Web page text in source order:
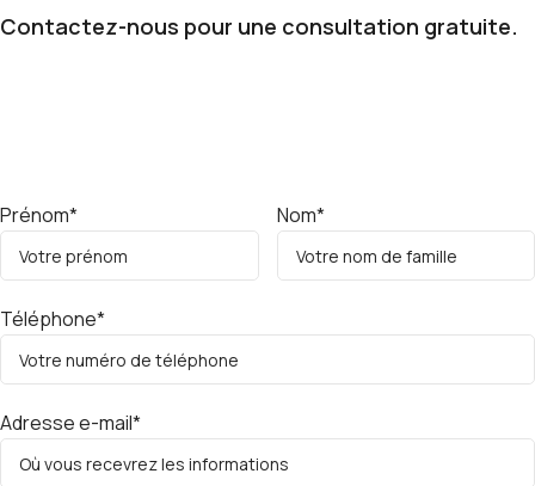
Contactez-nous pour une consultation gratuite.
Prénom* Nom*
Téléphone*
Adresse e-mail*